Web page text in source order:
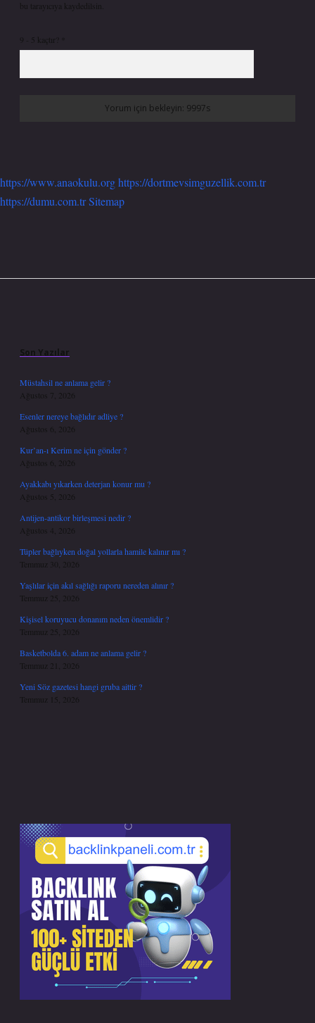
bu tarayıcıya kaydedilsin.
9 - 5 kaçtır?
https://www.anaokulu.orghttps://dortmevsimguzellik.com.tr
https://dumu.com.trSitemap
Son Yazılar
Müstahsil ne anlama gelir ?
Ağustos 7, 2026
Esenler nereye bağlıdır adliye ?
Ağustos 6, 2026
Kur’an-ı Kerim ne için gönder ?
Ağustos 6, 2026
Ayakkabı yıkarken deterjan konur mu ?
Ağustos 5, 2026
Antijen-antikor birleşmesi nedir ?
Ağustos 4, 2026
Tüpler bağlıyken doğal yollarla hamile kalınır mı ?
Temmuz 30, 2026
Yaşlılar için akıl sağlığı raporu nereden alınır ?
Temmuz 25, 2026
Kişisel koruyucu donanım neden önemlidir ?
Temmuz 25, 2026
Basketbolda 6. adam ne anlama gelir ?
Temmuz 21, 2026
Yeni Söz gazetesi hangi gruba aittir ?
Temmuz 15, 2026